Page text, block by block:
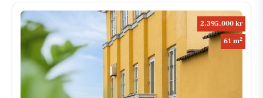
2.395.000 kr
61 m2